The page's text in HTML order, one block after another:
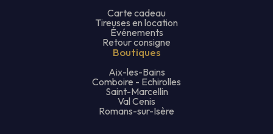
Carte cadeau
Tireuses en location
Événements
Retour consigne
Boutiques
Aix-les-Bains
Comboire - Echirolles
Saint-Marcellin
Val Cenis
Romans-sur-Isère